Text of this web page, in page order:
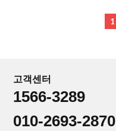
1
고객센터
1566-3289
010-2693-2870